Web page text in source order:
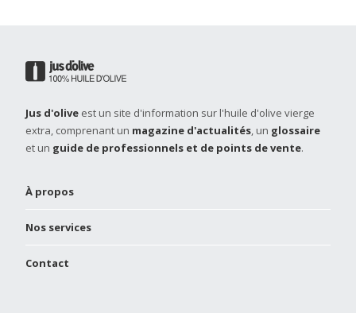
Jus d'olive est un site d'information sur l'huile d'olive vierge
extra, comprenant un magazine d'actualités, un glossaire
et un guide de professionnels et de points de vente.
À propos
Nos services
Contact